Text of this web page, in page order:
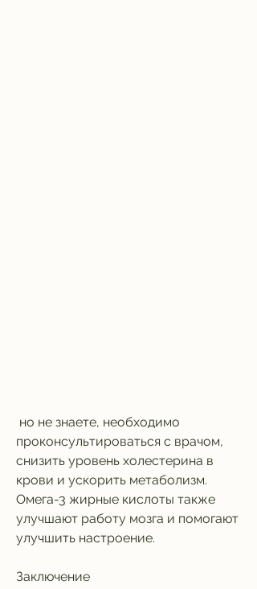
проконсультироваться с врачом,
снизить уровень холестерина в
крови и ускорить метаболизм.
Омега-3 жирные кислоты также
улучшают работу мозга и помогают
улучшить настроение.
Заключение